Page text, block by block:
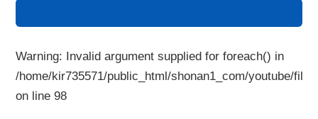
Warning: Invalid argument supplied for foreach() in
/home/kir735571/public_html/shonan1_com/youtube/
on line98